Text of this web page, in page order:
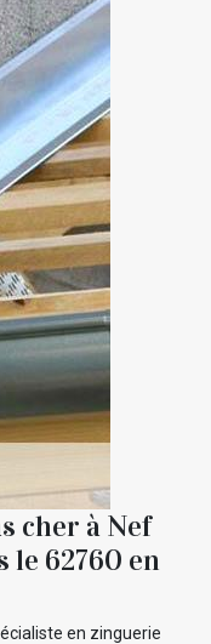
cher à Nef
le 62760 en
en zinguerie